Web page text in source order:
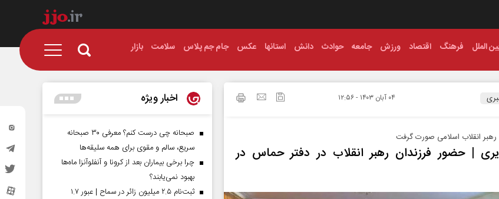
الملل فرهنگ اقتصاد ورزش جامعه حوادث دانش استانها عکس جام جم پلاس سلامت بازار
۰۴ آبان ۱۴۰۳ - ۱۲:۵۶
رهبر انقلاب اسلامی صورت گرفت
| حضور فرزندان رهبر انقلاب در دفتر حماس در
اخبار ویژه
صبحانه چی درست کنم؟ معرفی ۳۰ صبحانه
سریع، سالم و مقوی برای همه سلیقه‌ها
چرا برخی بیماران بعد از کرونا و آنفلوآنزا ماه‌ها
بهبود نمی‌یابند؟
ثبت‌نام ۲.۵ میلیون زائر در سماح | عبور ۱.۷